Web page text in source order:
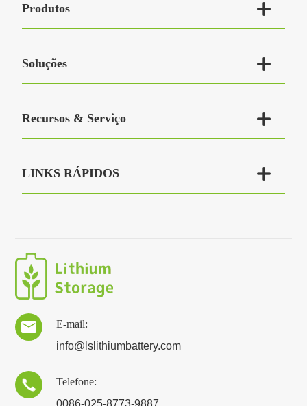
Produtos 
Soluções 
Recursos & Serviço 
LINKS RÁPIDOS 

E-mail:
info@lslithiumbattery.com

Telefone:
0086-025-8773-9887